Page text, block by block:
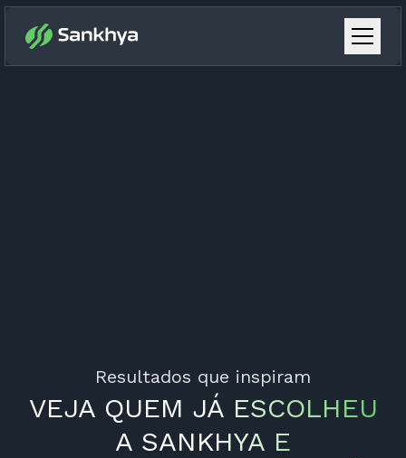
Resultados que inspiram
VEJA QUEM JÁ ESCOLHEU
A SANKHYA E